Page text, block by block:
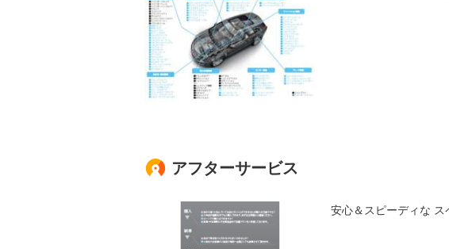
アフターサービス
安心＆スピーディな ス